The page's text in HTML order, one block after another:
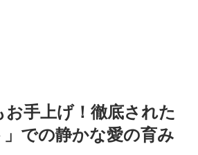
手上げ！徹底された
」での静かな愛の育み